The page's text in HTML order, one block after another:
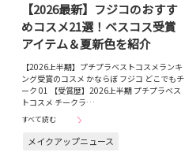
【2026最新】フジコのおすす
めコスメ21選！ベスコス受賞
アイテム＆夏新色を紹介
【2026上半期】プチプラベストコスメランキ
ング受賞のコスメ かならぼ フジコ どこでもチ
ーク 01 【受賞歴】2026上半期 プチプラベス
トコスメ チークラ…
すべて読む
メイクアップニュース